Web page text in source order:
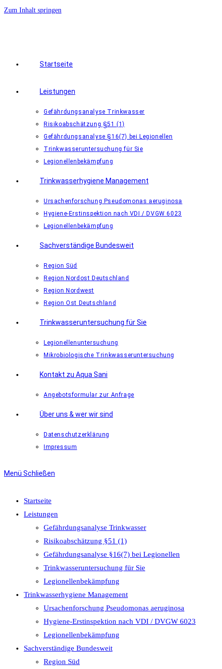
Zum Inhalt springen
Startseite
Leistungen
Gefährdungsanalyse Trinkwasser
Risikoabschätzung §51 (1)
Gefährdungsanalyse §16(7) bei Legionellen
Trinkwasseruntersuchung für Sie
Legionellenbekämpfung
Trinkwasserhygiene Management
Ursachenforschung Pseudomonas aeruginosa
Hygiene-Erstinspektion nach VDI / DVGW 6023
Legionellenbekämpfung
Sachverständige Bundesweit
Region Süd
Region Nordost Deutschland
Region Nordwest
Region Ost Deutschland
Trinkwasseruntersuchung für Sie
Legionellenuntersuchung
Mikrobiologische Trinkwasseruntersuchung
Kontakt zu Aqua Sani
Angebotsformular zur Anfrage
Über uns & wer wir sind
Datenschutzerklärung
Impressum
Menü Schließen
Startseite
Leistungen
Gefährdungsanalyse Trinkwasser
Risikoabschätzung §51 (1)
Gefährdungsanalyse §16(7) bei Legionellen
Trinkwasseruntersuchung für Sie
Legionellenbekämpfung
Trinkwasserhygiene Management
Ursachenforschung Pseudomonas aeruginosa
Hygiene-Erstinspektion nach VDI / DVGW 6023
Legionellenbekämpfung
Sachverständige Bundesweit
Region Süd